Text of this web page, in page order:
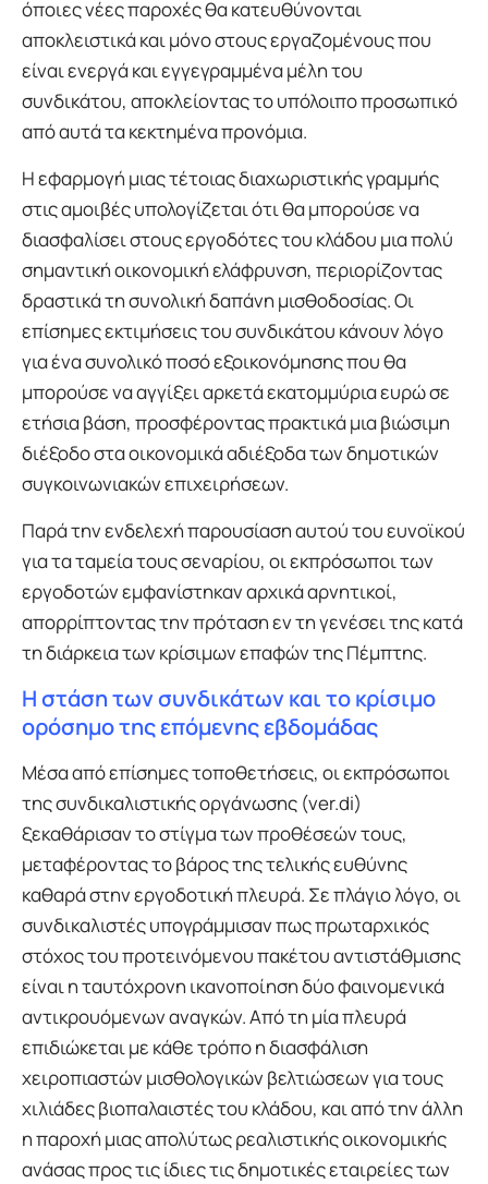
όποιες νέες παροχές θα κατευθύνονται
αποκλειστικά και μόνο στους εργαζομένους που
είναι ενεργά και εγγεγραμμένα μέλη του
συνδικάτου, αποκλείοντας το υπόλοιπο προσωπικό
από αυτά τα κεκτημένα προνόμια.
Η εφαρμογή μιας τέτοιας διαχωριστικής γραμμής
στις αμοιβές υπολογίζεται ότι θα μπορούσε να
διασφαλίσει στους εργοδότες του κλάδου μια πολύ
σημαντική οικονομική ελάφρυνση, περιορίζοντας
δραστικά τη συνολική δαπάνη μισθοδοσίας. Οι
επίσημες εκτιμήσεις του συνδικάτου κάνουν λόγο
για ένα συνολικό ποσό εξοικονόμησης που θα
μπορούσε να αγγίξει αρκετά εκατομμύρια ευρώ σε
ετήσια βάση, προσφέροντας πρακτικά μια βιώσιμη
διέξοδο στα οικονομικά αδιέξοδα των δημοτικών
συγκοινωνιακών επιχειρήσεων.
Παρά την ενδελεχή παρουσίαση αυτού του ευνοϊκού
για τα ταμεία τους σεναρίου, οι εκπρόσωποι των
εργοδοτών εμφανίστηκαν αρχικά αρνητικοί,
απορρίπτοντας την πρόταση εν τη γενέσει της κατά
τη διάρκεια των κρίσιμων επαφών της Πέμπτης.
Η στάση των συνδικάτων και το κρίσιμο
ορόσημο της επόμενης εβδομάδας
Μέσα από επίσημες τοποθετήσεις, οι εκπρόσωποι
της συνδικαλιστικής οργάνωσης (ver.di)
ξεκαθάρισαν το στίγμα των προθέσεών τους,
μεταφέροντας το βάρος της τελικής ευθύνης
καθαρά στην εργοδοτική πλευρά. Σε πλάγιο λόγο, οι
συνδικαλιστές υπογράμμισαν πως πρωταρχικός
στόχος του προτεινόμενου πακέτου αντιστάθμισης
είναι η ταυτόχρονη ικανοποίηση δύο φαινομενικά
αντικρουόμενων αναγκών. Από τη μία πλευρά
επιδιώκεται με κάθε τρόπο η διασφάλιση
χειροπιαστών μισθολογικών βελτιώσεων για τους
χιλιάδες βιοπαλαιστές του κλάδου, και από την άλλη
η παροχή μιας απολύτως ρεαλιστικής οικονομικής
ανάσας προς τις ίδιες τις δημοτικές εταιρείες των